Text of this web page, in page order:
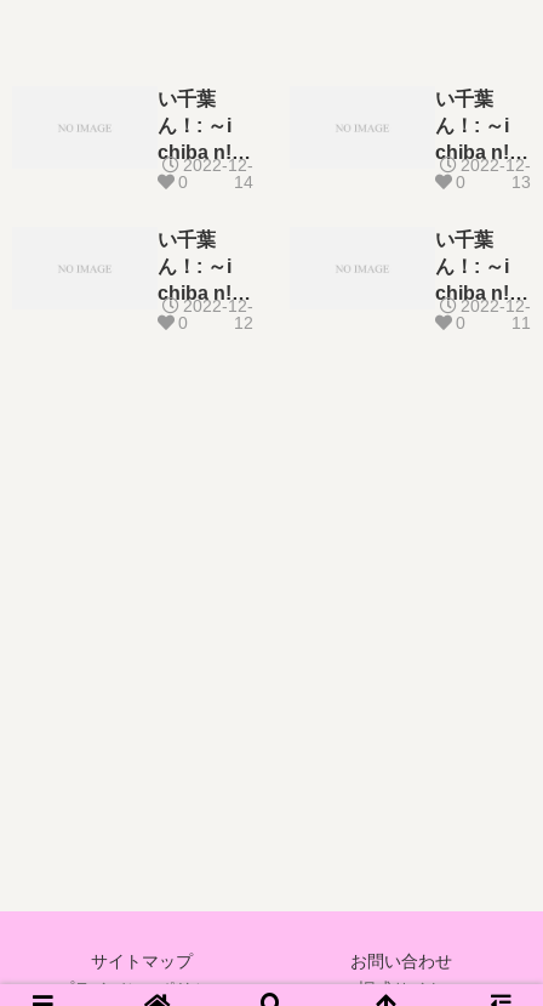
い千葉
ん！: ～i
chiba n!～
4 0
2022-12-
14
い千葉
ん！: ～i
chiba n!～
3 0
2022-12-
13
い千葉
ん！: ～i
chiba n!～
2 0
2022-12-
12
い千葉
ん！: ～i
chiba n!～
1 0
2022-12-
11
サイトマップ
お問い合わせ
プライバシーポリシー
旧式サイト